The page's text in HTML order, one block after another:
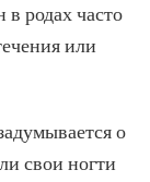
в родах часто
или
о
свои ногти